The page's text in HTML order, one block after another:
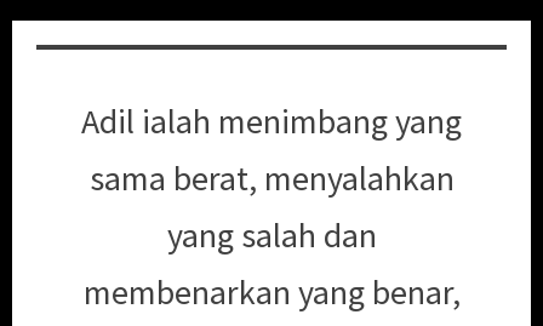
Adil ialah menimbang yang
sama berat, menyalahkan
yang salah dan
membenarkan yang benar,